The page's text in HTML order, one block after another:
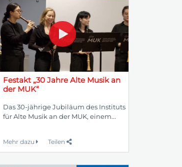
Festakt „30 Jahre Alte Musik an
der MUK“
Das 30-jährige Jubiläum des Instituts
für Alte Musik an der MUK, einem...
Mehr dazu Teilen